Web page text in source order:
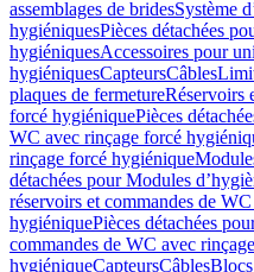
assemblages de bridesSystème
hygiéniquesPièces détachées
hygiéniquesAccessoires pour
hygiéniquesCapteursCâbles
plaques de fermetureRéservoirs
forcé hygiéniquePièces
WC avec rinçage forcé
rinçage forcé hygiénique
détachées pour Modules
réservoirs et commandes de
hygiéniquePièces détachées
commandes de WC avec
hygiéniqueCapteursCâbles